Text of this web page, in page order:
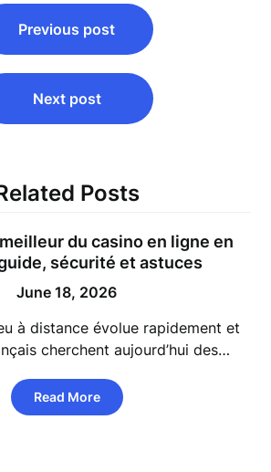
Previous post
Next post
Posts
du casino en ligne en
sécurité et astuces
June 18, 2026
à distance évolue rapidement et
cherchent aujourd’hui des…
Read More